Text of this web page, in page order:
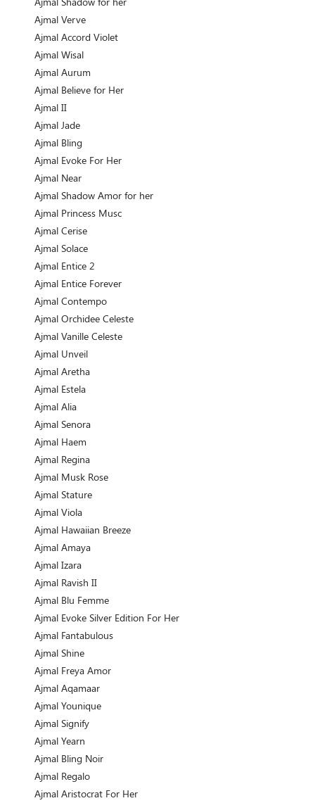
Ajmal Verve
Ajmal Accord Violet
Ajmal Wisal
Ajmal Aurum
Ajmal Believe for Her
Ajmal II
Ajmal Jade
Ajmal Bling
Ajmal Evoke For Her
Ajmal Near
Ajmal Shadow Amor for her
Ajmal Princess Musc
Ajmal Cerise
Ajmal Solace
Ajmal Entice 2
Ajmal Entice Forever
Ajmal Contempo
Ajmal Orchidee Celeste
Ajmal Vanille Celeste
Ajmal Unveil
Ajmal Aretha
Ajmal Estela
Ajmal Alia
Ajmal Senora
Ajmal Haem
Ajmal Regina
Ajmal Musk Rose
Ajmal Stature
Ajmal Viola
Ajmal Hawaiian Breeze
Ajmal Amaya
Ajmal Izara
Ajmal Ravish II
Ajmal Blu Femme
Ajmal Evoke Silver Edition For Her
Ajmal Fantabulous
Ajmal Shine
Ajmal Freya Amor
Ajmal Aqamaar
Ajmal Younique
Ajmal Signify
Ajmal Yearn
Ajmal Bling Noir
Ajmal Regalo
Ajmal Aristocrat For Her